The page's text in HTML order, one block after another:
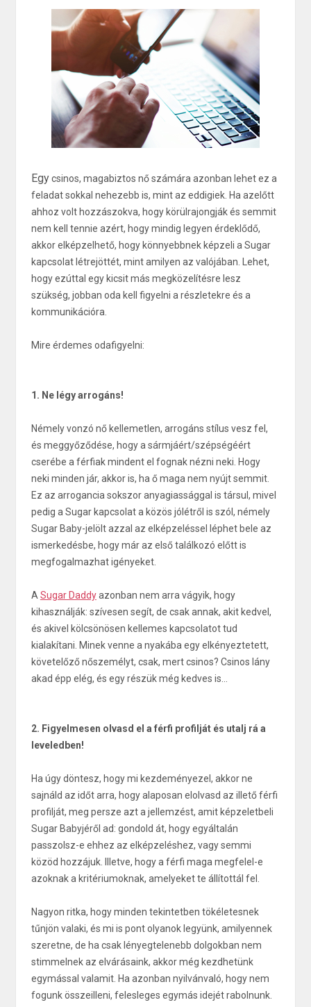
Egycsinos, magabiztos nő számára azonban lehet ez a
feladat sokkal nehezebb is, mint az eddigiek. Ha azelőtt
ahhoz volt hozzászokva, hogy körülrajongják és semmit
nem kell tennie azért, hogy mindig legyen érdeklődő,
akkor elképzelhető, hogy könnyebbnek képzeli a Sugar
kapcsolat létrejöttét, mint amilyen az valójában. Lehet,
hogy ezúttal egy kicsit más megközelítésre lesz
szükség, jobban oda kell figyelni a részletekre és a
kommunikációra.
Mire érdemes odafigyelni:
1. Ne légy arrogáns!
Némely vonzó nő kellemetlen, arrogáns stílus vesz fel,
és meggyőződése, hogy a sármjáért/szépségéért
cserébe a férfiak mindent el fognak nézni neki. Hogy
neki minden jár, akkor is, ha ő maga nem nyújt semmit.
Ez az arrogancia sokszor anyagiassággal is társul, mivel
pedig a Sugar kapcsolat a közös jólétről is szól, némely
Sugar Baby-jelölt azzal az elképzeléssel léphet bele az
ismerkedésbe, hogy már az első találkozó előtt is
megfogalmazhat igényeket.
A Sugar Daddyazonban nem arra vágyik, hogy
kihasználják: szívesen segít, de csak annak, akit kedvel,
és akivel kölcsönösen kellemes kapcsolatot tud
kialakítani. Minek venne a nyakába egy elkényeztetett,
követelőző nőszemélyt, csak, mert csinos? Csinos lány
akad épp elég, és egy részük még kedves is…
2. Figyelmesen olvasd el a férfi profilját és utalj rá a
leveledben!
Ha úgy döntesz, hogy mi kezdeményezel, akkor ne
sajnáld az időt arra, hogy alaposan elolvasd az illető férfi
profilját, meg persze azt a jellemzést, amit képzeletbeli
Sugar Babyjéről ad: gondold át, hogy egyáltalán
passzolsz-e ehhez az elképzeléshez, vagy semmi
közöd hozzájuk. Illetve, hogy a férfi maga megfelel-e
azoknak a kritériumoknak, amelyeket te állítottál fel.
Nagyon ritka, hogy minden tekintetben tökéletesnek
tűnjön valaki, és mi is pont olyanok legyünk, amilyennek
szeretne, de ha csak lényegtelenebb dolgokban nem
stimmelnek az elvárásaink, akkor még kezdhetünk
egymással valamit. Ha azonban nyilvánvaló, hogy nem
fogunk összeilleni, felesleges egymás idejét rabolnunk.